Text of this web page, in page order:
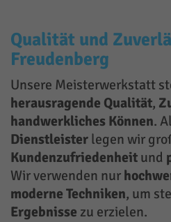
Qualität und
Freudenberg
Unsere Meisterwerkstatt
herausragende Qualität,
handwerkliches Können.
Dienstleister legen wir
Kundenzufriedenheit und
Wir verwenden nur
moderne Techniken, um
Ergebnisse zu erzielen.